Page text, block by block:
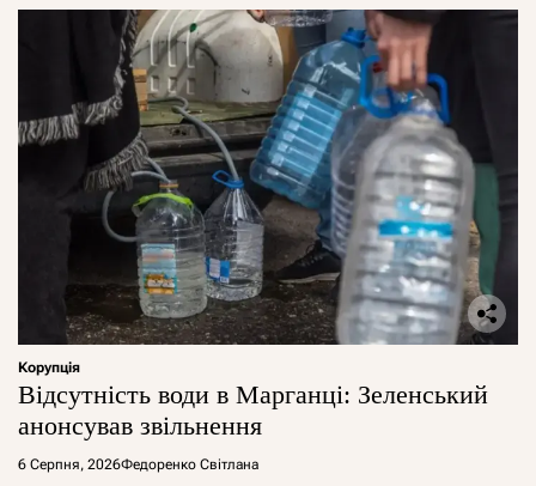
Корупція
Відсутність води в Марганці: Зеленський
анонсував звільнення
6 Серпня, 2026Федоренко Світлана